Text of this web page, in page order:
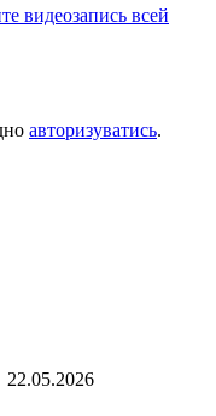
видеозапись всей
авторизуватись.
22.05.2026